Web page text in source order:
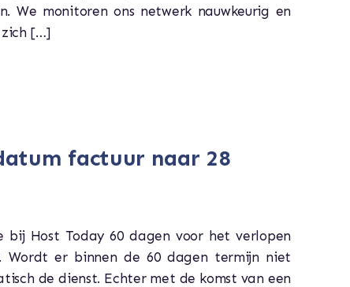
We monitoren ons netwerk nauwkeurig en
zich […]
factuur naar 28
bij Host Today 60 dagen voor het verlopen
Wordt er binnen de 60 dagen termijn niet
de dienst. Echter met de komst van een